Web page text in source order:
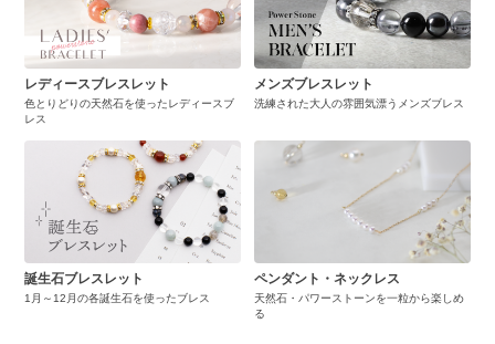
レディースブレスレット
色とりどりの天然石を使ったレディースブ
レス
メンズブレスレット
洗練された大人の雰囲気漂うメンズブレス
誕生石ブレスレット
1月～12月の各誕生石を使ったブレス
ペンダント・ネックレス
天然石・パワーストーンを一粒から楽しめ
る